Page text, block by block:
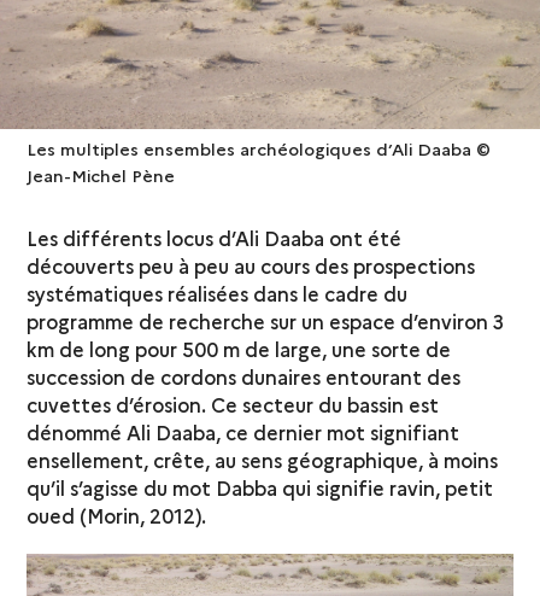
Les multiples ensembles archéologiques d’Ali Daaba ©
Jean-Michel Pène
Les différents locus d’Ali Daaba ont été
découverts peu à peu au cours des prospections
systématiques réalisées dans le cadre du
programme de recherche sur un espace d’environ 3
km de long pour 500 m de large, une sorte de
succession de cordons dunaires entourant des
cuvettes d’érosion. Ce secteur du bassin est
dénommé Ali Daaba, ce dernier mot signifiant
ensellement, crête, au sens géographique, à moins
qu’il s’agisse du mot Dabba qui signifie ravin, petit
oued (Morin, 2012).